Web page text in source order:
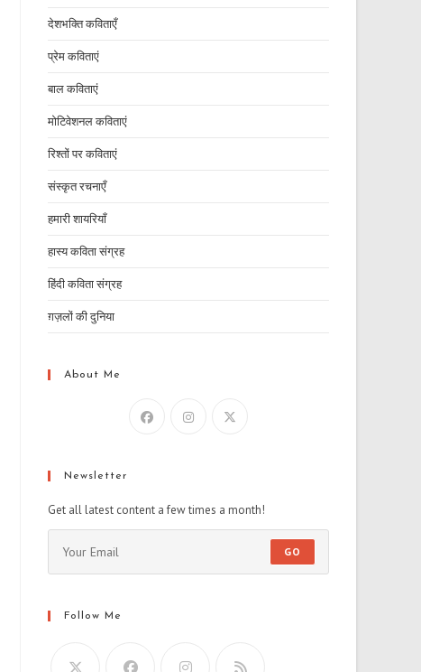
देशभक्ति कविताएँ
प्रेम कविताएं
बाल कविताएं
मोटिवेशनल कविताएं
रिश्तों पर कविताएं
संस्कृत रचनाएँ
हमारी शायरियाँ
हास्य कविता संग्रह
हिंदी कविता संग्रह
ग़ज़लों की दुनिया
About Me
Newsletter
Get all latest content a few times a month!
GO
Follow Me